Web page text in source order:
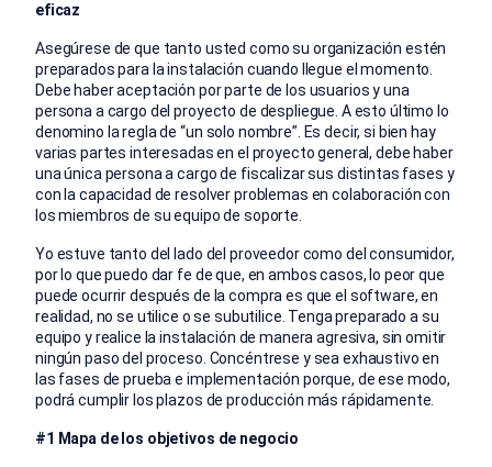
eficaz
Asegúrese de que tanto usted como su organización estén
preparados para la instalación cuando llegue el momento.
Debe haber aceptación por parte de los usuarios y una
persona a cargo del proyecto de despliegue. A esto último lo
denomino la regla de “un solo nombre”. Es decir, si bien hay
varias partes interesadas en el proyecto general, debe haber
una única persona a cargo de fiscalizar sus distintas fases y
con la capacidad de resolver problemas en colaboración con
los miembros de su equipo de soporte.
Yo estuve tanto del lado del proveedor como del consumidor,
por lo que puedo dar fe de que, en ambos casos, lo peor que
puede ocurrir después de la compra es que el software, en
realidad, no se utilice o se subutilice. Tenga preparado a su
equipo y realice la instalación de manera agresiva, sin omitir
ningún paso del proceso. Concéntrese y sea exhaustivo en
las fases de prueba e implementación porque, de ese modo,
podrá cumplir los plazos de producción más rápidamente.
#1 Mapa de los objetivos de negocio